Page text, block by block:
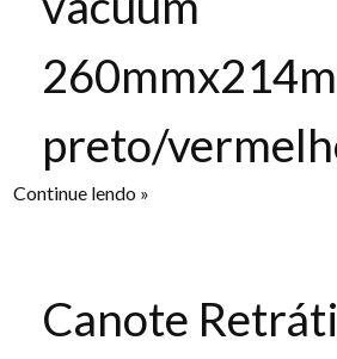
preto/
Continue lendo »
Canote